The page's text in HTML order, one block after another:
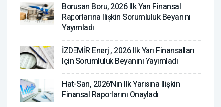
Borusan Boru, 2026 Ilk Yarı Finansal
Raporlarına Ilişkin Sorumluluk Beyanını
Yayımladı
İZDEMİR Enerji, 2026 Ilk Yarı Finansalları
Için Sorumluluk Beyanını Yayımladı
Hat-San, 2026'nın Ilk Yarısına Ilişkin
Finansal Raporlarını Onayladı